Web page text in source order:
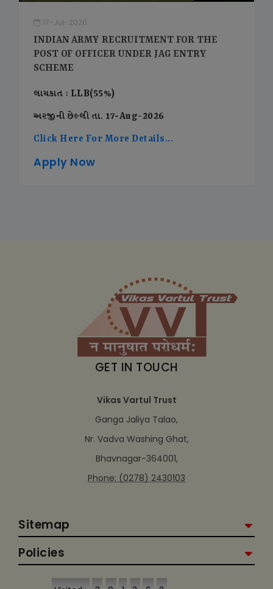
17-Jul-2026
INDIAN ARMY RECRUITMENT FOR THE
POST OF OFFICER UNDER JAG ENTRY
SCHEME
લાયકાત : LLB(55%)
અરજીની છેલ્લી તા. 17-Aug-2026
Click Here For More Details...
Apply Now
GET IN TOUCH
Vikas Vartul Trust
Ganga Jaliya Talao,
Nr. Vadva Washing Ghat,
Bhavnagar-364001,
Phone: (0278) 2430103
Sitemap
Policies